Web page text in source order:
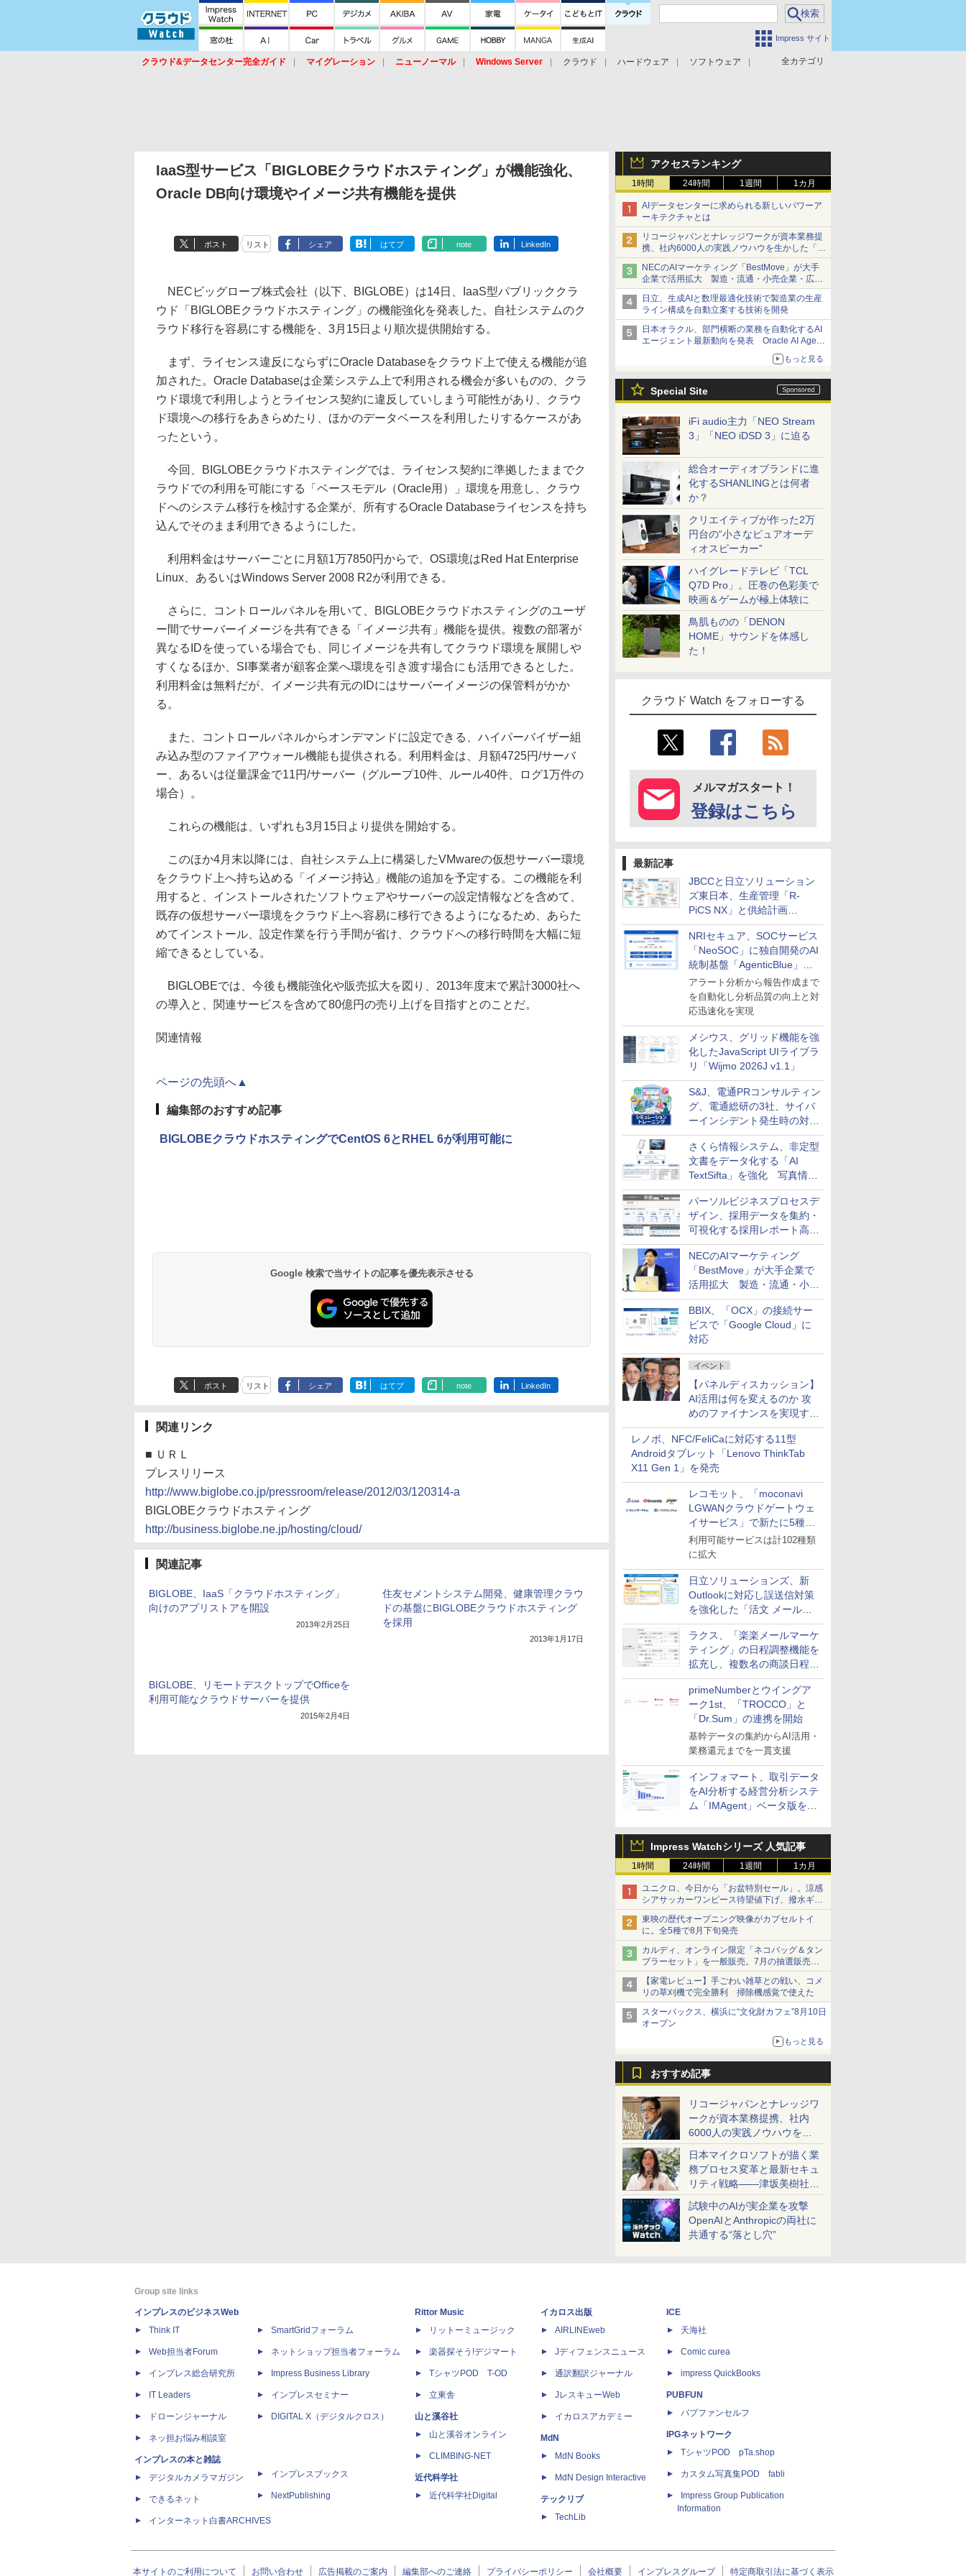
Impress サイト
全カテゴリ
クラウド&データセンター完全ガイド マイグレーション ニューノーマル Windows Server クラウド ハードウェア
ソフトウェア
アクセスランキング
1時間 24時間 1週間 1カ月
AIデータセンターに求められる新しいパワーア
ーキテクチャとは
リコージャパンとナレッジワークが資本業務提
携、社内6000人の実践ノウハウを生かした「AI
商談記録 for RICOH」を展開へ
NECのAIマーケティング「BestMove」が大手
企業で活用拡大 製造・流通・小売企業・広告
代理店などが実装フェーズへ
日立、生成AIと数理最適化技術で製造業の生産
ライン構成を自動立案する技術を開発
日本オラクル、部門横断の業務を自動化するAI
エージェント最新動向を発表 Oracle AI Agent
Studioで企業の意思決定と開発を加速
もっと見る
Special Site
iFi audio主力「NEO Stream
3」「NEO iDSD 3」に迫る
総合オーディオブランドに進
化するSHANLINGとは何者
か？
クリエイティブが作った2万
円台の“小さなピュアオーデ
ィオスピーカー”
ハイグレードテレビ「TCL
Q7D Pro」。圧巻の色彩美で
映画＆ゲームが極上体験に
鳥肌ものの「DENON
HOME」サウンドを体感し
た！
クラウド Watch をフォローする
メルマガスタート！
登録はこちら
最新記事
JBCCと日立ソリューション
ズ東日本、生産管理「R-
PiCS NX」と供給計画
「scSQUARE ISP」の連携サ
ービスを提供開始
NRIセキュア、SOCサービス
「NeoSOC」に独自開発のAI
統制基盤「AgenticBlue」を
導入
アラート分析から報告作成まで
を自動化し分析品質の向上と対
応迅速化を実現
メシウス、グリッド機能を強
化したJavaScript UIライブラ
リ「Wijmo 2026J v1.1」
S&J、電通PRコンサルティン
グ、電通総研の3社、サイバ
ーインシデント発生時の対応
と危機管理広報を一体的に訓
練するプログラムを提供
さくら情報システム、非定型
文書をデータ化する「AI
TextSifta」を強化 写真情報
のデータ化などに対応
パーソルビジネスプロセスデ
ザイン、採用データを集約・
可視化する採用レポート高速
化サービスを提供
NECのAIマーケティング
「BestMove」が大手企業で
活用拡大 製造・流通・小売
企業・広告代理店などが実装
フェーズへ
BBIX、「OCX」の接続サー
ビスで「Google Cloud」に
対応
イベント
【パネルディスカッション】
AI活用は何を変えるのか 攻
めのファイナンスを実現する
業務設計とマインドセット変
革
レノボ、NFC/FeliCaに対応する11型
Androidタブレット「Lenovo ThinkTab
X11 Gen 1」を発売
レコモット、「moconavi
LGWANクラウドゲートウェ
イサービス」で新たに5種類
のサービスと連携開始
利用可能サービスは計102種類
に拡大
日立ソリューションズ、新
Outlookに対応し誤送信対策
を強化した「活文 メール誤
送信防止アドインサービス」
を提供
ラクス、「楽楽メールマーケ
ティング」の日程調整機能を
拡充し、複数名の商談日程調
整を効率化
primeNumberとウイングア
ーク1st、「TROCCO」と
「Dr.Sum」の連携を開始
基幹データの集約からAI活用・
業務還元までを一貫支援
インフォマート、取引データ
をAI分析する経営分析システ
ム「IMAgent」ベータ版を提
Impress Watchシリーズ 人気記事
1時間 24時間 1週間 1カ月
ユニクロ、今日から「お盆特別セール」。涼感
シアサッカーワンピース待望値下げ、撥水ギア
ショーツは1990円に
東映の歴代オープニング映像がカプセルトイ
に。全5種で8月下旬発売
カルディ、オンライン限定「ネコバッグ＆タン
ブラーセット」を一般販売。7月の抽選販売の
当選無効分
【家電レビュー】手ごわい雑草との戦い、コメ
リの草刈機で完全勝利 掃除機感覚で使えた
スターバックス、横浜に“文化財カフェ”8月10日
オープン
もっと見る
おすすめ記事
リコージャパンとナレッジワ
ークが資本業務提携、社内
6000人の実践ノウハウを生
かした「AI商談記録 for
RICOH」を展開へ
日本マイクロソフトが描く業
務プロセス変革と最新セキュ
リティ戦略――津坂美樹社長
が2027年度戦略を説明
試験中のAIが実企業を攻撃
OpenAIとAnthropicの両社に
共通する“落とし穴”
IaaS型サービス「BIGLOBEクラウドホスティング」が機能強化、
Oracle DB向け環境やイメージ共有機能を提供
ポスト リスト シェア はてブ note LinkedIn
NECビッグローブ株式会社（以下、BIGLOBE）は14日、IaaS型パブリッククラ
ウド「BIGLOBEクラウドホスティング」の機能強化を発表した。自社システムのク
ラウド移行を容易にする機能を、3月15日より順次提供開始する。
まず、ライセンス違反にならずにOracle Databaseをクラウド上で使える機能が追
加された。Oracle Databaseは企業システム上で利用される機会が多いものの、クラ
ウド環境で利用しようとライセンス契約に違反していしまう可能性があり、クラウ
ド環境への移行をあきらめたり、ほかのデータベースを利用したりするケースがあ
ったという。
今回、BIGLOBEクラウドホスティングでは、ライセンス契約に準拠したままでク
ラウドでの利用を可能にする「ベースモデル（Oracle用）」環境を用意し、クラウ
ドへのシステム移行を検討する企業が、所有するOracle Databaseライセンスを持ち
込んでそのまま利用できるようにした。
利用料金はサーバーごとに月額1万7850円からで、OS環境はRed Hat Enterprise
Linux、あるいはWindows Server 2008 R2が利用できる。
さらに、コントロールパネルを用いて、BIGLOBEクラウドホスティングのユーザ
ー間でサーバーイメージを共有できる「イメージ共有」機能を提供。複数の部署が
異なるIDを使っている場合でも、同じイメージを共有してクラウド環境を展開しや
すくなるほか、SI事業者が顧客企業へ環境を引き渡す場合にも活用できるとした。
利用料金は無料だが、イメージ共有元のIDにはサーバーイメージの保管料がかか
る。
また、コントロールパネルからオンデマンドに設定できる、ハイパーバイザー組
み込み型のファイアウォール機能も提供される。利用料金は、月額4725円/サーバ
ー、あるいは従量課金で11円/サーバー（グループ10件、ルール40件、ログ1万件の
場合）。
これらの機能は、いずれも3月15日より提供を開始する。
このほか4月末以降には、自社システム上に構築したVMwareの仮想サーバー環境
をクラウド上へ持ち込める「イメージ持込」機能の追加を予定する。この機能を利
用すると、インストールされたソフトウェアやサーバーの設定情報などを含めて、
既存の仮想サーバー環境をクラウド上へ容易に移行できるようになるため、あらた
めてインストール、設定作業を行う手間が省け、クラウドへの移行時間を大幅に短
縮できるとしている。
BIGLOBEでは、今後も機能強化や販売拡大を図り、2013年度末で累計3000社へ
の導入と、関連サービスを含めて80億円の売り上げを目指すとのことだ。
関連情報
ページの先頭へ▲
編集部のおすすめ記事
BIGLOBEクラウドホスティングでCentOS 6とRHEL 6が利用可能に
Google 検索で当サイトの記事を優先表示させる
ポスト リスト シェア はてブ note LinkedIn
関連リンク
■ ＵＲＬ
プレスリリース
http://www.biglobe.co.jp/pressroom/release/2012/03/120314-a
BIGLOBEクラウドホスティング
http://business.biglobe.ne.jp/hosting/cloud/
関連記事
BIGLOBE、IaaS「クラウドホスティング」
向けのアプリストアを開設
2013年2月25日
住友セメントシステム開発、健康管理クラウ
ドの基盤にBIGLOBEクラウドホスティング
を採用
2013年1月17日
BIGLOBE、リモートデスクトップでOfficeを
利用可能なクラウドサーバーを提供
2015年2月4日
Group site links
インプレスのビジネスWeb
Think IT
Web担当者Forum
インプレス総合研究所
IT Leaders
ドローンジャーナル
ネッ担お悩み相談室
インプレスの本と雑誌
デジタルカメラマガジン
できるネット
インターネット白書ARCHIVES
SmartGridフォーラム
ネットショップ担当者フォーラム
Impress Business Library
インプレスセミナー
DIGITAL X（デジタルクロス）
インプレスブックス
NextPublishing
Rittor Music
リットーミュージック
楽器探そう!デジマート
TシャツPOD T-OD
立東舎
山と溪谷社
山と溪谷オンライン
CLIMBING-NET
近代科学社
近代科学社Digital
イカロス出版
AIRLINEweb
Jディフェンスニュース
通訳翻訳ジャーナル
JレスキューWeb
イカロスアカデミー
MdN
MdN Books
MdN Design Interactive
テックリブ
TechLib
ICE
天海社
Comic curea
impress QuickBooks
PUBFUN
パブファンセルフ
IPGネットワーク
TシャツPOD pTa.shop
カスタム写真集POD fabli
Impress Group Publication
Information
本サイトのご利用について お問い合わせ 広告掲載のご案内 編集部へのご連絡 プライバシーポリシー 会社概要 インプレスグループ 特定商取引法に基づく表示